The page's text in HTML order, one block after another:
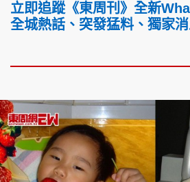
立即追蹤《東周刊》全新
全城熱話、突發猛料、獨家消